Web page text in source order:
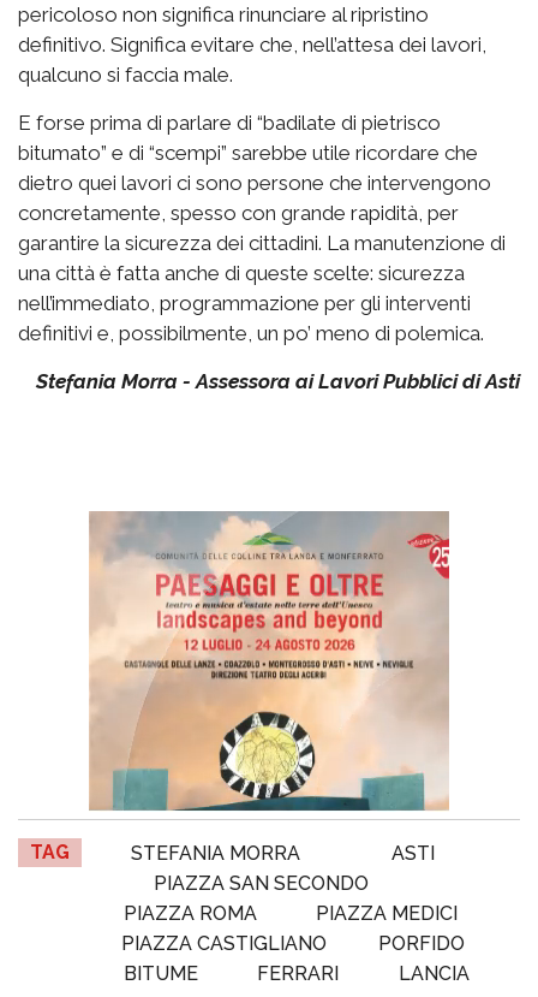
pericoloso non significa rinunciare al ripristino
definitivo. Significa evitare che, nell’attesa dei lavori,
qualcuno si faccia male.
E forse prima di parlare di “badilate di pietrisco
bitumato” e di “scempi” sarebbe utile ricordare che
dietro quei lavori ci sono persone che intervengono
concretamente, spesso con grande rapidità, per
garantire la sicurezza dei cittadini. La manutenzione di
una città è fatta anche di queste scelte: sicurezza
nell’immediato, programmazione per gli interventi
definitivi e, possibilmente, un po’ meno di polemica.
Stefania Morra - Assessora ai Lavori Pubblici di Asti
TAG STEFANIA MORRA
ASTI
PIAZZA SAN SECONDO
PIAZZA ROMA
PIAZZA MEDICI
PIAZZA CASTIGLIANO
PORFIDO
BITUME
FERRARI LANCIA